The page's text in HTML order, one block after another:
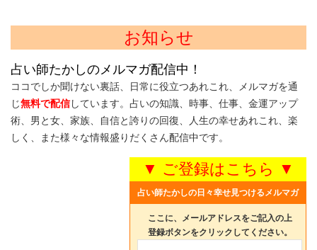
お知らせ
占い師たかしのメルマガ配信中！
ココでしか聞けない裏話、日常に役立つあれこれ、メルマガを通
じ無料で配信しています。占いの知識、時事、仕事、金運アップ
術、男と女、家族、自信と誇りの回復、人生の幸せあれこれ、楽
しく、また様々な情報盛りだくさん配信中です。
▼ ご登録はこちら ▼
占い師たかしの日々幸せ見つけるメルマガ
ここに、メールアドレスをご記入の上
登録ボタンをクリックしてください。